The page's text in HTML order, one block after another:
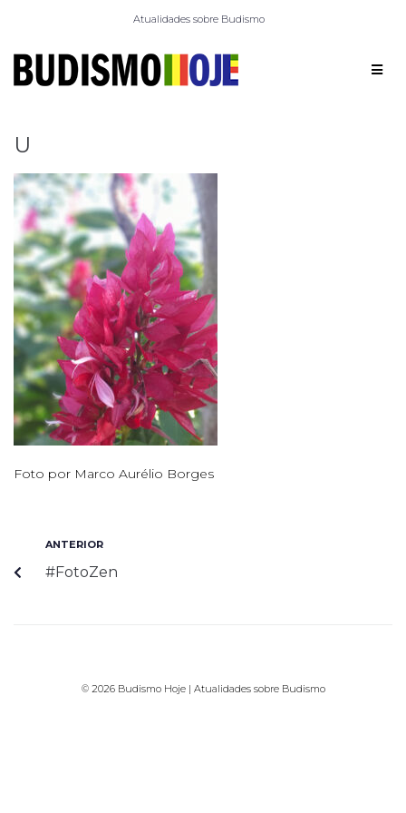
Atualidades sobre Budismo
U
Foto por Marco Aurélio Borges
ANTERIOR
#FotoZen
© 2026 Budismo Hoje | Atualidades sobre Budismo